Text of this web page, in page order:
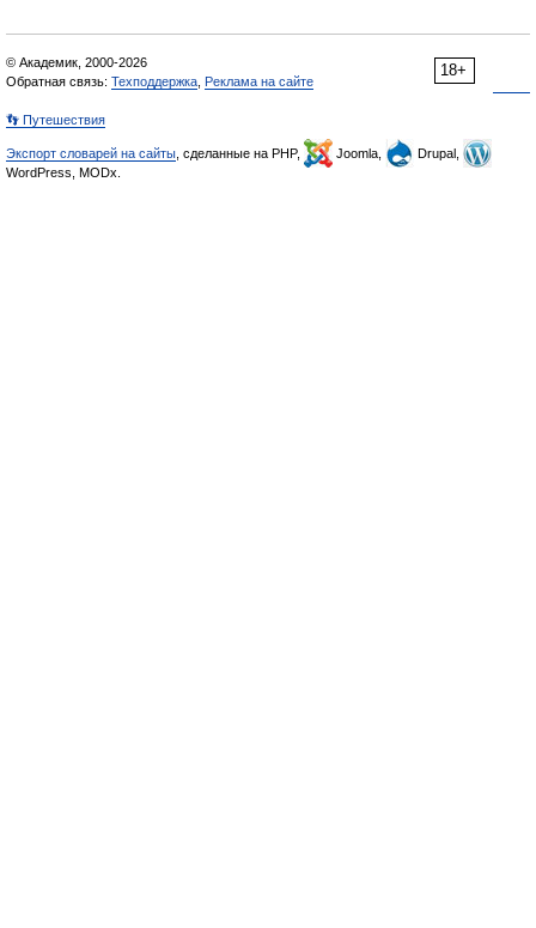
18+
© Академик, 2000-2026
Обратная связь: Техподдержка Реклама на сайте
👣 Путешествия
Экспорт словарей на сайты , сделанные на PHP, Joomla,
Drupal,
WordPress, MODx.